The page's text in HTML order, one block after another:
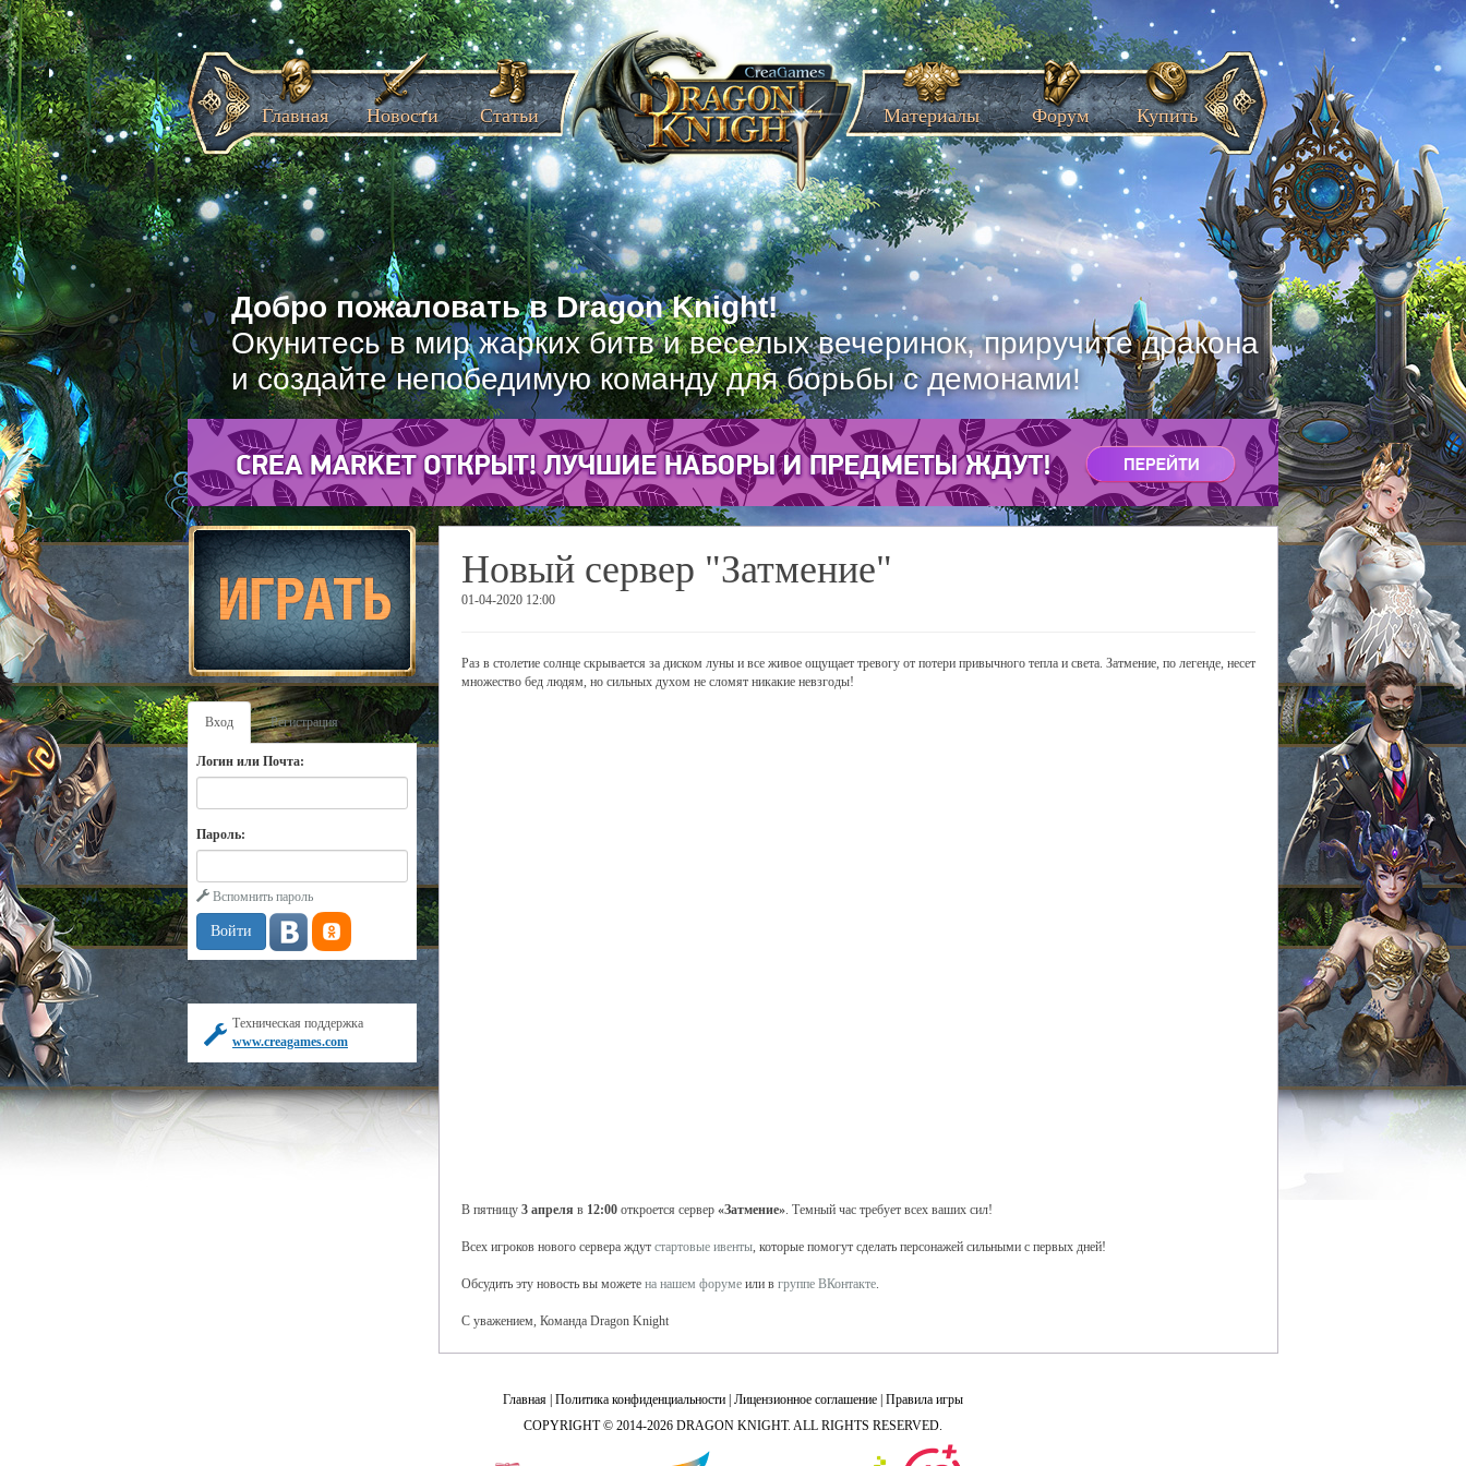
Добро пожаловать в Dragon Knight!
Окунитесь в мир жарких битв и веселых вечеринок, приручите дракона
и создайте непобедимую команду для борьбы с демонами!
Главная Новости Статьи Материалы Форум Купить
Вход Регистрация
Логин или Почта:
Пароль:
Вспомнить пароль
Техническая поддержка
www.creagames.com
Новый сервер "Затмение"
01-04-2020 12:00
Раз в столетие солнце скрывается за диском луны и все живое ощущает тревогу от потери привычного тепла и света. Затмение, по легенде, несет
множество бед людям, но сильных духом не сломят никакие невзгоды!
В пятницу 3 апреля в 12:00 откроется сервер «Затмение». Темный час требует всех ваших сил!
Всех игроков нового сервера ждут стартовые ивенты, которые помогут сделать персонажей сильными с первых дней!
Обсудить эту новость вы можете на нашем форуме или в группе ВКонтакте.
С уважением, Команда Dragon Knight
Главная Политика конфиденциальности Лицензионное соглашение Правила игры
COPYRIGHT © 2014-2026 DRAGON KNIGHT. ALL RIGHTS RESERVED.